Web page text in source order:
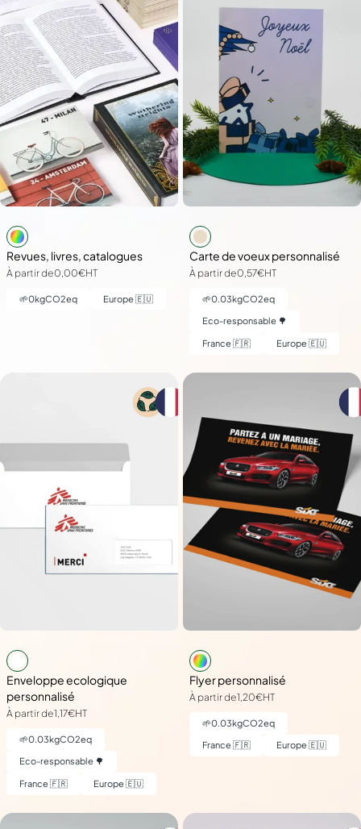
Revues, livres, catalogues
À partir de0,00€HT
🌱0kgCO2eq Europe 🇪🇺
Carte de voeux personnalisé
À partir de0,57€HT
🌱0.03kgCO2eq
Eco-responsable 🌳
France 🇫🇷 Europe 🇪🇺
Enveloppe ecologique
personnalisé
À partir de1,17€HT
🌱0.03kgCO2eq
Eco-responsable 🌳
France 🇫🇷 Europe 🇪🇺
Flyer personnalisé
À partir de1,20€HT
🌱0.03kgCO2eq
France 🇫🇷 Europe 🇪🇺